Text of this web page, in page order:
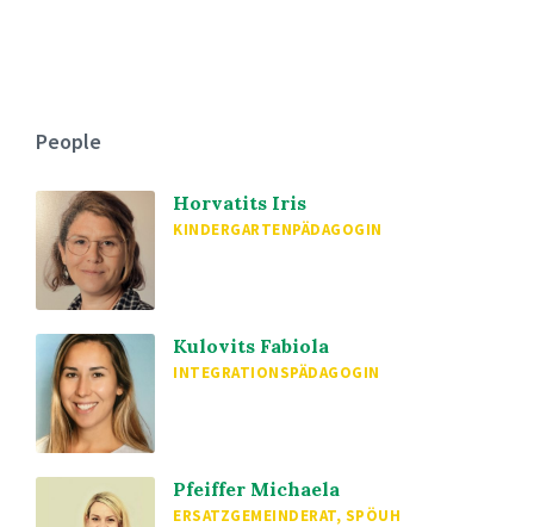
People
Horvatits Iris
KINDERGARTENPÄDAGOGIN
Kulovits Fabiola
INTEGRATIONSPÄDAGOGIN
Pfeiffer Michaela
ERSATZGEMEINDERAT, SPÖUH